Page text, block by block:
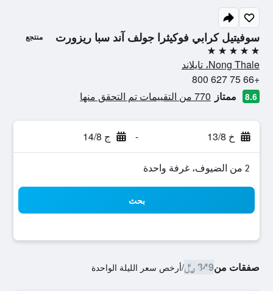
سوفيتيل كرابي فوكيثرا جولف آند سبا ريزورت منتجع
5 نجوم
Nong Thale، تايلاند
+66 75 627 800
8.6 ممتاز 770 من التقييمات تم التحقق منها
خ 13/8 - ج 14/8
2 من الضيوف، غرفة واحدة
بحث
صفقات من349 ﷼ /أرخص سعر الليلة الواحدة